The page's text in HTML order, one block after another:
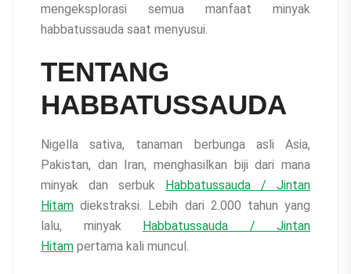
mengeksplorasi semua manfaat minyak
habbatussauda saat menyusui.
TENTANG
HABBATUSSAUDA
Nigella sativa, tanaman berbunga asli Asia,
Pakistan, dan Iran, menghasilkan biji dari mana
minyak dan serbuk
Habbatussauda / Jintan
Hitam diekstraksi. Lebih dari 2.000 tahun yang
lalu, minyak
Habbatussauda / Jintan
Hitam pertama kali muncul.